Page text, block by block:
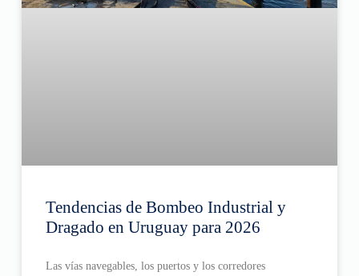
Tendencias de Bombeo Industrial y
Dragado en Uruguay para 2026
Las vías navegables, los puertos y los corredores